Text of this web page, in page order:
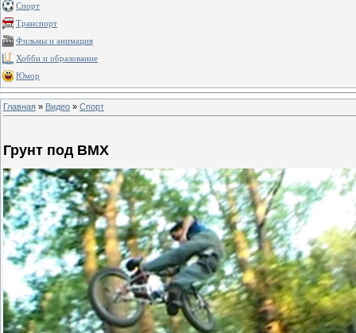
Спорт
Транспорт
Фильмы и анимация
Хобби и образование
Юмор
Главная » Видео » Спорт
Грунт под BMX